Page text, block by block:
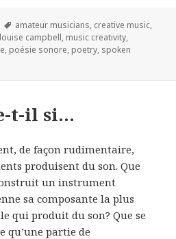
Mots-
clés
amateur musicians, creative music,
louise campbell, music creativity,
, poésie sonore, poetry, spoken
t-il si…
de façon rudimentaire,
produisent du son. Que
un instrument
sa composante la plus
qui produit du son? Que se
qu’une partie de